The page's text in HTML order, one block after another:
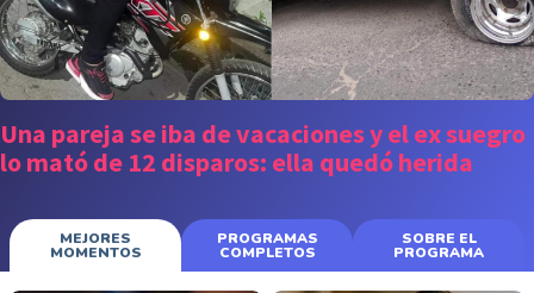
Una pareja se iba de vacaciones y el ex suegro
lo mató de 12 disparos: ella quedó herida
MEJORES
MOMENTOS
PROGRAMAS
COMPLETOS
SOBRE EL
PROGRAMA